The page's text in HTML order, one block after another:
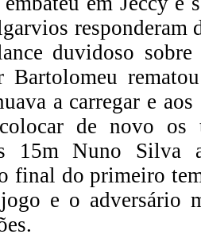
responderam
duvidoso
Bartolomeu
a carregar e
de novo os
15m Nuno Silva
final do primeiro
e o adversário